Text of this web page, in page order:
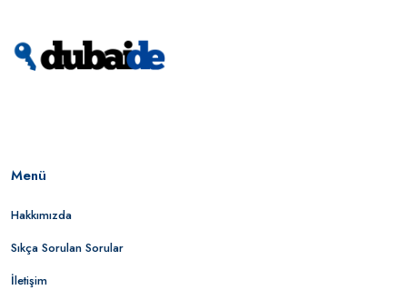
Menü
Hakkımızda
Sıkça Sorulan Sorular
İletişim